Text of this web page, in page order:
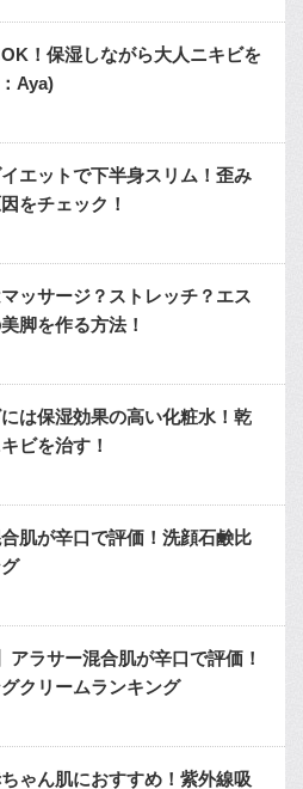
！保湿しながら大人ニキビを
Aya)
エットで下半身スリム！歪み
をチェック！
ッサージ？ストレッチ？エス
脚を作る方法！
は保湿効果の高い化粧水！乾
ビを治す！
肌が辛口で評価！洗顔石鹸比
アラサー混合肌が辛口で評価！
クリームランキング
ゃん肌におすすめ！紫外線吸